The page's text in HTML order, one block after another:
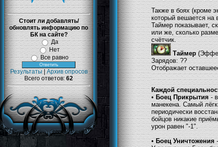
Стоит ли добавлять/
обновлять информацию по
БК на сайте?
Да
Нет
Все равно
Результаты
Архив опросов
Всего ответов: 62
Также в боях (кроме
который вешается на
Таймер показывает,
или же, сколько
счётчик.
Таймер
Зарядов: ??
Отображает
Каждой
• Боец Прикрытия -
манекена. Самый
периодически
бойцов никакие
урон равен "-1".
• Боец Уничтожения